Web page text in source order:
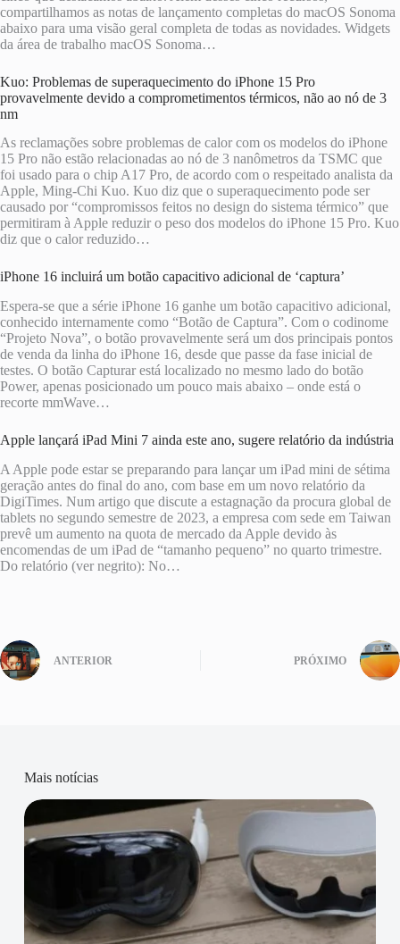
compartilhamos as notas de lançamento completas do macOS Sonoma
abaixo para uma visão geral completa de todas as novidades. Widgets
da área de trabalho macOS Sonoma…
Kuo: Problemas de superaquecimento do iPhone 15 Pro
provavelmente devido a comprometimentos térmicos, não ao nó de 3
nm
As reclamações sobre problemas de calor com os modelos do iPhone
15 Pro não estão relacionadas ao nó de 3 nanômetros da TSMC que
foi usado para o chip A17 Pro, de acordo com o respeitado analista da
Apple, Ming-Chi Kuo. Kuo diz que o superaquecimento pode ser
causado por “compromissos feitos no design do sistema térmico” que
permitiram à Apple reduzir o peso dos modelos do iPhone 15 Pro. Kuo
diz que o calor reduzido…
iPhone 16 incluirá um botão capacitivo adicional de ‘captura’
Espera-se que a série iPhone 16 ganhe um botão capacitivo adicional,
conhecido internamente como “Botão de Captura”. Com o codinome
“Projeto Nova”, o botão provavelmente será um dos principais pontos
de venda da linha do iPhone 16, desde que passe da fase inicial de
testes. O botão Capturar está localizado no mesmo lado do botão
Power, apenas posicionado um pouco mais abaixo – onde está o
recorte mmWave…
Apple lançará iPad Mini 7 ainda este ano, sugere relatório da indústria
A Apple pode estar se preparando para lançar um iPad mini de sétima
geração antes do final do ano, com base em um novo relatório da
DigiTimes. Num artigo que discute a estagnação da procura global de
tablets no segundo semestre de 2023, a empresa com sede em Taiwan
prevê um aumento na quota de mercado da Apple devido às
encomendas de um iPad de “tamanho pequeno” no quarto trimestre.
Do relatório (ver negrito): No…
ANTERIOR PRÓXIMO
Mais notícias